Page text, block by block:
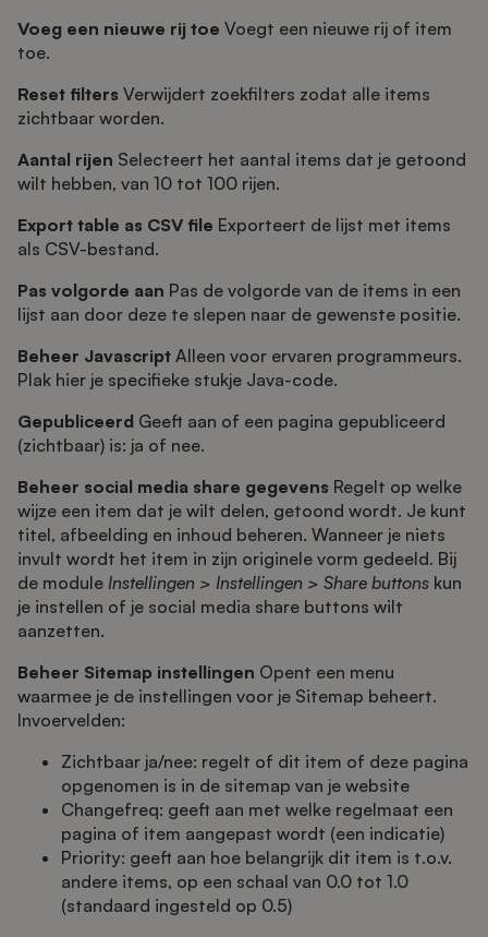
Voeg een nieuwe rij toe Voegt een nieuwe rij of item
toe.
Reset filters Verwijdert zoekfilters zodat alle items
zichtbaar worden.
Aantal rijen Selecteert het aantal items dat je getoond
wilt hebben, van 10 tot 100 rijen.
Export table as CSV file Exporteert de lijst met items
als CSV-bestand.
Pas volgorde aan Pas de volgorde van de items in een
lijst aan door deze te slepen naar de gewenste positie.
Beheer Javascript Alleen voor ervaren programmeurs.
Plak hier je specifieke stukje Java-code.
Gepubliceerd Geeft aan of een pagina gepubliceerd
(zichtbaar) is: ja of nee.
Beheer social media share gegevens Regelt op welke
wijze een item dat je wilt delen, getoond wordt. Je kunt
titel, afbeelding en inhoud beheren. Wanneer je niets
invult wordt het item in zijn originele vorm gedeeld. Bij
de module Instellingen > Instellingen > Share buttons kun
je instellen of je social media share buttons wilt
aanzetten.
Beheer Sitemap instellingen Opent een menu
waarmee je de instellingen voor je Sitemap beheert.
Invoervelden:
Zichtbaar ja/nee: regelt of dit item of deze pagina
opgenomen is in de sitemap van je website
Changefreq: geeft aan met welke regelmaat een
pagina of item aangepast wordt (een indicatie)
Priority: geeft aan hoe belangrijk dit item is t.o.v.
andere items, op een schaal van 0.0 tot 1.0
(standaard ingesteld op 0.5)